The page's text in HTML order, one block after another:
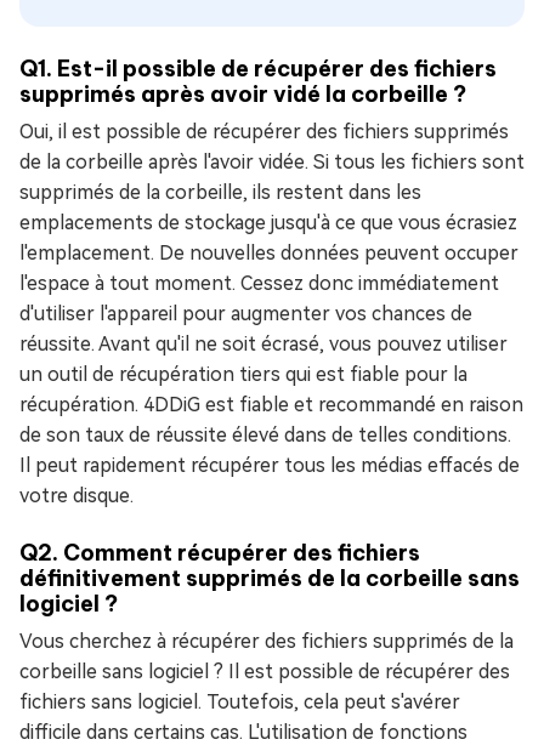
Q1. Est-il possible de récupérer des fichiers
supprimés après avoir vidé la corbeille ?
Oui, il est possible de récupérer des fichiers supprimés
de la corbeille après l'avoir vidée. Si tous les fichiers sont
supprimés de la corbeille, ils restent dans les
emplacements de stockage jusqu'à ce que vous écrasiez
l'emplacement. De nouvelles données peuvent occuper
l'espace à tout moment. Cessez donc immédiatement
d'utiliser l'appareil pour augmenter vos chances de
réussite. Avant qu'il ne soit écrasé, vous pouvez utiliser
un outil de récupération tiers qui est fiable pour la
récupération. 4DDiG est fiable et recommandé en raison
de son taux de réussite élevé dans de telles conditions.
Il peut rapidement récupérer tous les médias effacés de
votre disque.
Q2. Comment récupérer des fichiers
définitivement supprimés de la corbeille sans
logiciel ?
Vous cherchez à récupérer des fichiers supprimés de la
corbeille sans logiciel ? Il est possible de récupérer des
fichiers sans logiciel. Toutefois, cela peut s'avérer
difficile dans certains cas. L'utilisation de fonctions